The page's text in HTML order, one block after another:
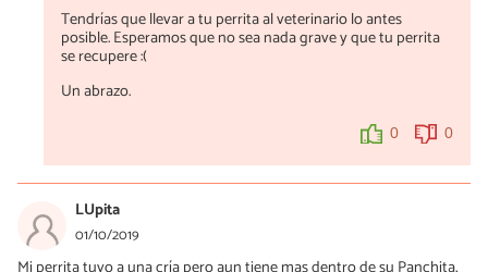
Tendrías que llevar a tu perrita al veterinario lo antes
posible. Esperamos que no sea nada grave y que tu perrita
se recupere :(
Un abrazo.
0 0
LUpita
01/10/2019